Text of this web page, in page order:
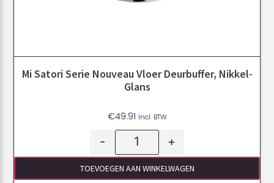
Mi Satori Serie Nouveau Vloer Deurbuffer, Nikkel-
Glans
€49.91 Incl. BTW
- +
TOEVOEGEN AAN WINKELWAGEN